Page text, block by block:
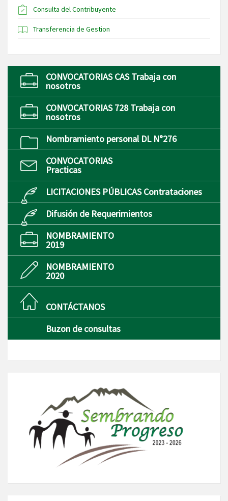
Consulta del Contribuyente
Transferencia de Gestion
CONVOCATORIAS CAS Trabaja con
nosotros
CONVOCATORIAS 728 Trabaja con
nosotros
Nombramiento personal DL N°276
CONVOCATORIAS
Practicas
LICITACIONES PÚBLICAS Contrataciones
Difusión de Requerimientos
NOMBRAMIENTO
2019
NOMBRAMIENTO
2020
CONTÁCTANOS
Buzon de consultas